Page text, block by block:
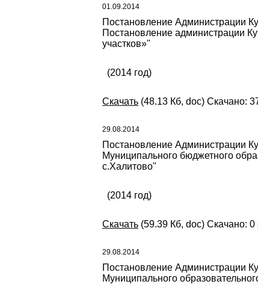
01.09.2014
Постановление Администрации
Постановление администрации
участков»"
(2014 год)
Скачать (48.13 Кб, doc) Скачано:
29.08.2014
Постановление Администрации
Муниципального бюджетного
с.Халитово"
(2014 год)
Скачать (59.39 Кб, doc) Скачано: 0
29.08.2014
Постановление Администрации
Муниципального